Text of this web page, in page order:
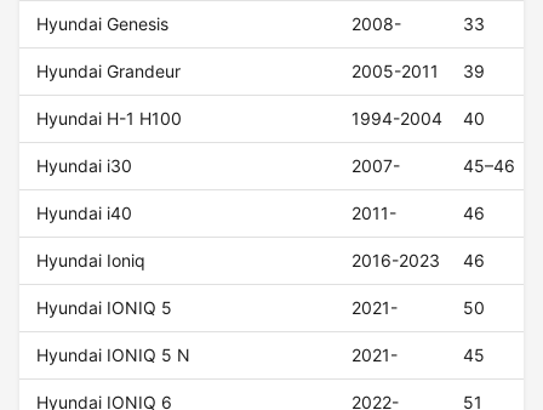
Hyundai Genesis 2008- 33
Hyundai Grandeur 2005-2011 39
Hyundai H-1 H100 1994-2004 40
Hyundai i30 2007- 45–46
Hyundai i40 2011- 46
Hyundai Ioniq 2016-2023 46
Hyundai IONIQ 5 2021- 50
Hyundai IONIQ 5 N 2021- 45
Hyundai IONIQ 6 2022- 51